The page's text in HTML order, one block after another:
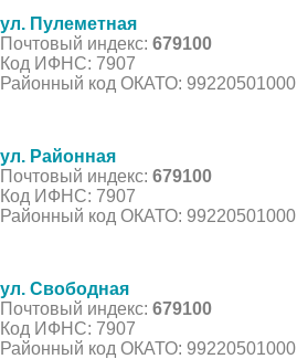
ул. Пулеметная
Почтовый индекс: 679100
Код ИФНС: 7907
Районный код ОКАТО: 99220501000
ул. Районная
Почтовый индекс: 679100
Код ИФНС: 7907
Районный код ОКАТО: 99220501000
ул. Свободная
Почтовый индекс: 679100
Код ИФНС: 7907
Районный код ОКАТО: 99220501000